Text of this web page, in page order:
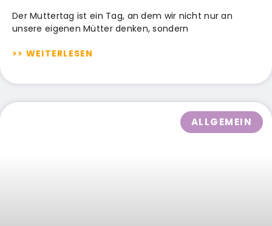
Der Muttertag ist ein Tag, an dem wir nicht nur an
unsere eigenen Mütter denken, sondern
>> WEITERLESEN
ALLGEMEIN